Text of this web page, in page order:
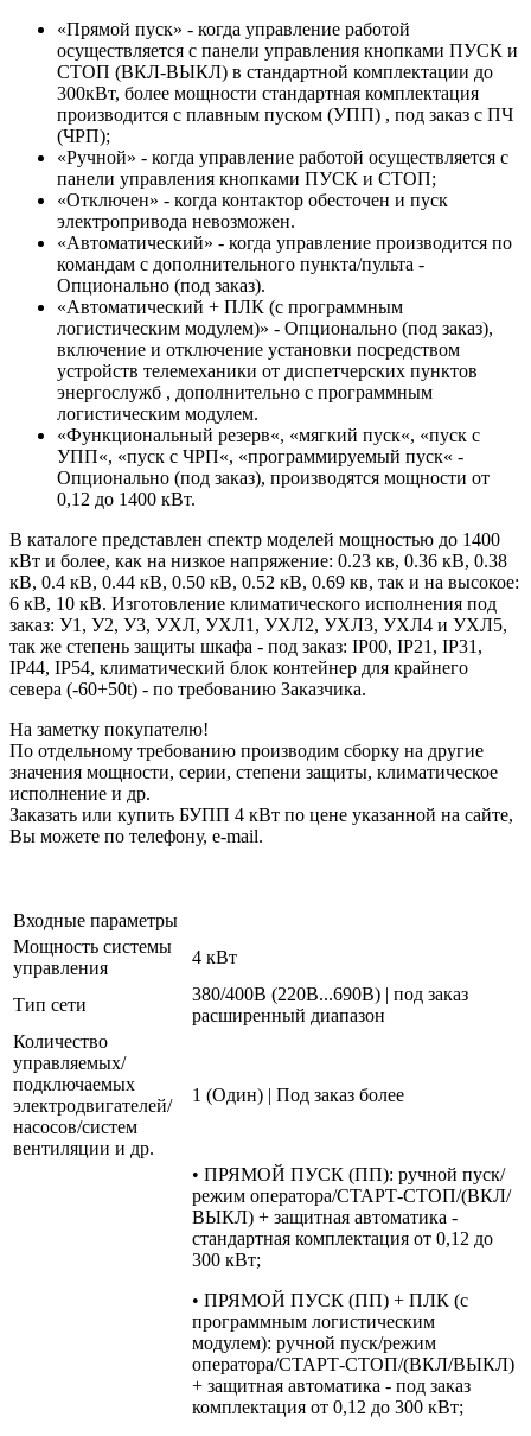
«Прямой пуск» - когда управление работой
осуществляется с панели управления кнопками ПУСК и
СТОП (ВКЛ-ВЫКЛ) в стандартной комплектации до
300кВт, более мощности стандартная комплектация
производится с плавным пуском (УПП) , под заказ с ПЧ
(ЧРП);
«Ручной» - когда управление работой осуществляется с
панели управления кнопками ПУСК и СТОП;
«Отключен» - когда контактор обесточен и пуск
электропривода невозможен.
«Автоматический» - когда управление производится по
командам с дополнительного пункта/пульта -
Опционально (под заказ).
«Автоматический + ПЛК (с программным
логистическим модулем)» - Опционально (под заказ),
включение и отключение установки посредством
устройств телемеханики от диспетчерских пунктов
энергослужб , дополнительно с программным
логистическим модулем.
«Функциональный резерв«, «мягкий пуск«, «пуск с
УПП«, «пуск с ЧРП«, «программируемый пуск« -
Опционально (под заказ), производятся мощности от
0,12 до 1400 кВт.
В каталоге представлен спектр моделей мощностью до 1400
кВт и более, как на низкое напряжение: 0.23 кв, 0.36 кВ, 0.38
кВ, 0.4 кВ, 0.44 кВ, 0.50 кВ, 0.52 кВ, 0.69 кв, так и на высокое:
6 кВ, 10 кВ. Изготовление климатического исполнения под
заказ: У1, У2, У3, УХЛ, УХЛ1, УХЛ2, УХЛ3, УХЛ4 и УХЛ5,
так же степень защиты шкафа - под заказ: IP00, IP21, IP31,
IP44, IP54, климатический блок контейнер для крайнего
севера (-60+50t) - по требованию Заказчика.
На заметку покупателю!
По отдельному требованию производим сборку на другие
значения мощности, серии, степени защиты, климатическое
исполнение и др.
Заказать или купить БУПП 4 кВт по цене указанной на сайте,
Вы можете по телефону, e-mail.
Входные параметры
Мощность системы
управления
4 кВт
Тип сети
380/400В (220В...690В) | под заказ
расширенный диапазон
Количество
управляемых/
подключаемых
электродвигателей/
насосов/систем
вентиляции и др.
1 (Один) | Под заказ более
• ПРЯМОЙ ПУСК (ПП): ручной пуск/
режим оператора/СТАРТ-СТОП/(ВКЛ/
ВЫКЛ) + защитная автоматика -
стандартная комплектация от 0,12 до
300 кВт;
• ПРЯМОЙ ПУСК (ПП) + ПЛК (с
программным логистическим
модулем): ручной пуск/режим
оператора/СТАРТ-СТОП/(ВКЛ/ВЫКЛ)
+ защитная автоматика - под заказ
комплектация от 0,12 до 300 кВт;